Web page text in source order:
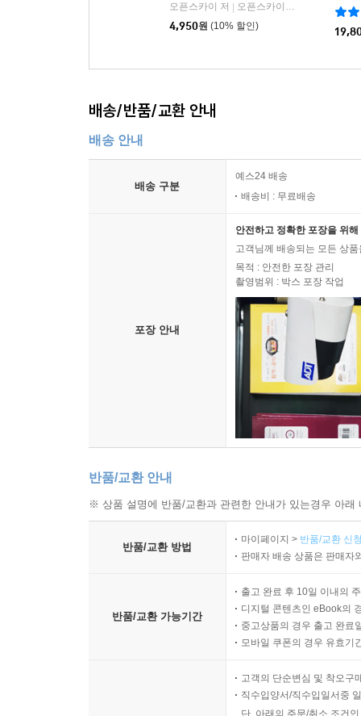
오픈스카이 저
오픈스카이에듀
4,950원 (10% 할인)
배송/반품/교환 안내
배송 안내
배송 구분
예스24 배송
배송비 : 무료배송
포장 안내
안전하고 정확한 포장을 위
고객님께 배송되는 모든 상
목적 : 안전한 포장 관리
촬영범위 : 박스 포장 작업
반품/교환 안내
※ 상품 설명에 반품/교환과 관련한 안내가 있는경우 아
반품/교환 방법
마이페이지 > 반품/교환 신
판매자 배송 상품은 판매자
반품/교환 가능기간
출고 완료 후 10일 이내의
디지털 콘텐츠인 eBook의
중고상품의 경우 출고 완료
모바일 쿠폰의 경우 유효기
고객의 단순변심 및 착오구
직수입양서/직수입일서중